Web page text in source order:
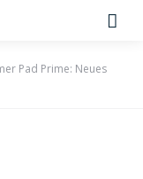
Pad Prime: Neues